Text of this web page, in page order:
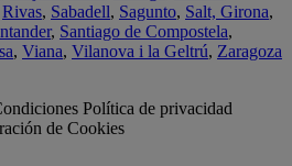
Rivas, Sabadell, Sagunto, Salt, Girona,
, Santiago de Compostela,
, Viana, Vilanova i la Geltrú, Zaragoza
Política de privacidad
de Cookies